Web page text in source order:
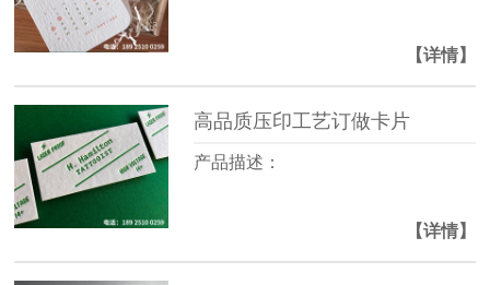
【详情】
高品质压印工艺订做卡片
产品描述：
【详情】